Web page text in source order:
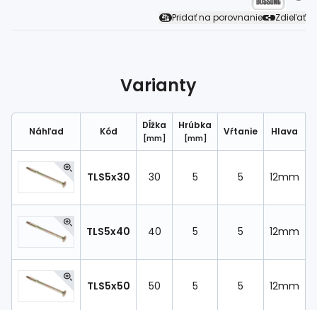
Pridať na porovnanie
Zdieľať
Varianty
Náhľad Kód
Dĺžka
[mm]
Hrúbka
[mm]
Vŕtanie Hlava
TLS5x30 30 5 5 12mm
TLS5x40 40 5 5 12mm
TLS5x50 50 5 5 12mm